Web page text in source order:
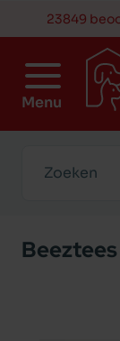
23849
Menu